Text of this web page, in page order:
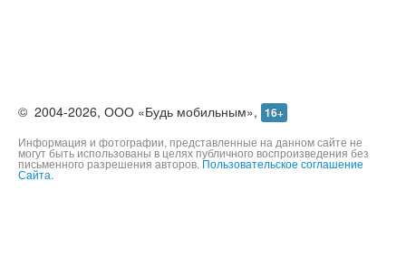
©2004-2026,ООО «Будь мобильным», 16+
Информация и фотографии, представленные на данном сайте не
могут быть использованы в целях публичного воспроизведения без